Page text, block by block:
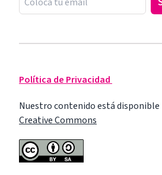
Política de Privacidad
Nuestro contenido está disponible
Creative Commons